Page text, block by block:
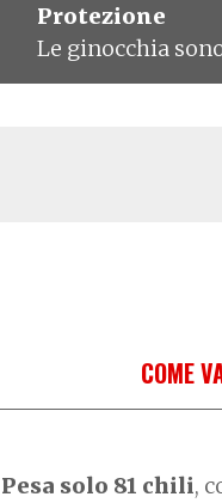
Protezione
Le ginocchia
COME
Pesa solo 81 chili,